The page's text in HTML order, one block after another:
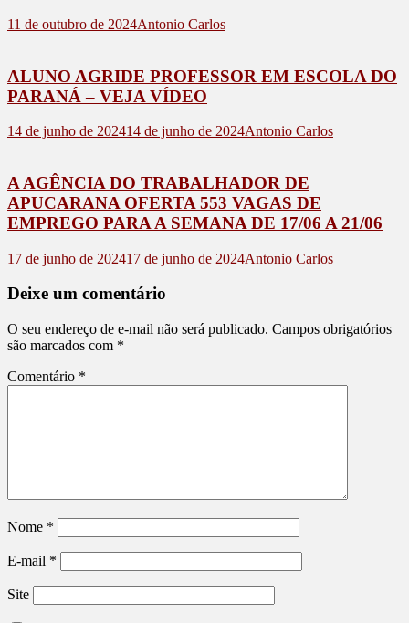
11 de outubro de 2024Antonio Carlos
ALUNO AGRIDE PROFESSOR EM ESCOLA DO
PARANÁ – VEJA VÍDEO
14 de junho de 202414 de junho de 2024Antonio Carlos
A AGÊNCIA DO TRABALHADOR DE
APUCARANA OFERTA 553 VAGAS DE
EMPREGO PARA A SEMANA DE 17/06 A 21/06
17 de junho de 202417 de junho de 2024Antonio Carlos
Deixe um comentário
O seu endereço de e-mail não será publicado. Campos obrigatórios
são marcados com *
Comentário *
Nome *
E-mail *
Site